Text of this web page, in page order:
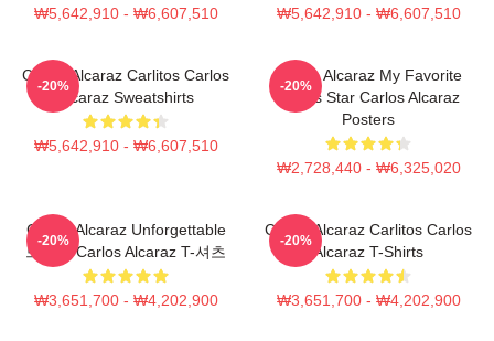
₩5,642,910 - ₩6,607,510 ₩5,642,910 - ₩6,607,510
Carlos Alcaraz Carlitos Carlos
Alcaraz Sweatshirts
₩5,642,910 - ₩6,607,510
-20%
Carlos Alcaraz My Favorite
Tennis Star Carlos Alcaraz
Posters
₩2,728,440 - ₩6,325,020
-20%
Carlos Alcaraz Unforgettable
드롭샷 Carlos Alcaraz T-셔츠
₩3,651,700 - ₩4,202,900
-20%
Carlos Alcaraz Carlitos Carlos
Alcaraz T-Shirts
₩3,651,700 - ₩4,202,900
-20%